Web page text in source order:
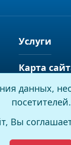
Услуги
Карта
данных,
посетителей.
Вы